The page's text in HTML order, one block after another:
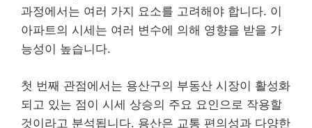
과정에서는 여러 가지 요소를 고려해야 합니다. 이
아파트의 시세는 여러 변수에 의해 영향을 받을 가
능성이 높습니다.
첫 번째 관점에서는 용산구의 부동산 시장이 활성화
되고 있는 점이 시세 상승의 주요 요인으로 작용할
것이라고 분석됩니다. 용산은 교통 편의성과 다양한